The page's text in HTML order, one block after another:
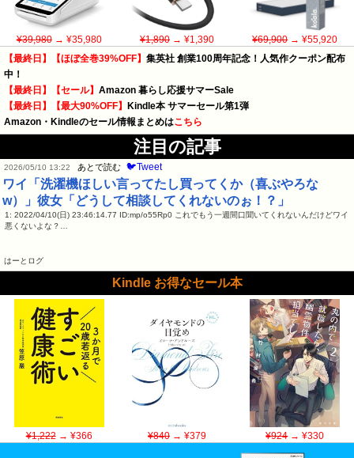
¥39,980→ ¥35,980 ¥1,890→ ¥1,390 ¥69,900→ ¥55,920
【最終日】【ほぼ全巻39%OFF】 集英社 創業100周年記念！人気作クーポン配布
中！
【最終日】【セール】 Amazon 暮らし応援サマーSale
【最終日】【最大90%OFF】
Kindle本 サマーセール第1弾
Amazon・Kindleのセール情報まとめはこちら
注目の記事
2026/05/10 13:22 あとで読む 🐦Tweet
ワイ「洗濯機ほしい言ってたし買ってくか（喜ぶやろな
w）」彼女「どうして相談してくれないのぉ！？」
1: 2022/04/10(日) 23:46:14.77 ID:mp/o55Rp0 これでもう一週間口聞いてくれないんだけどワイ
悪くないよな？…
はーとログ
Kindle お得なセール本
¥1,222→ ¥366 ¥840→ ¥379 ¥924→ ¥330